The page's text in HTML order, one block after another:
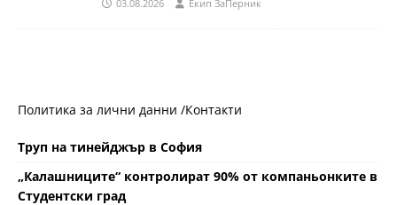
03.08.2026 Eкип ЗаПерник
Политика за лични данни /Контакти
Труп на тинейджър в София
„Калашниците“ контролират 90% от компаньонките в
Студентски град